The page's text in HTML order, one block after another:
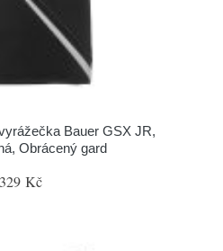
Bauer GSX JR,
Obrácený gard
Kč